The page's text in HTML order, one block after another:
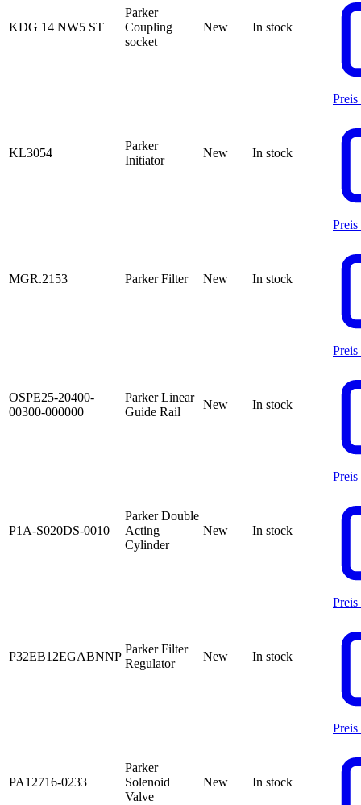
KDG 14 NW5 ST
Parker
Coupling
socket
New In stock
KL3054
Parker
Initiator
New In stock
Preis
MGR.2153 Parker Filter New In stock
Preis
OSPE25-20400-
00300-000000
Parker Linear
Guide Rail
New In stock
Preis
P1A-S020DS-0010
Parker Double
Acting
Cylinder
New In stock
Preis
P32EB12EGABNNP
Parker Filter
Regulator
New In stock
Preis
PA12716-0233
Parker
Solenoid
Valve
New In stock
Preis